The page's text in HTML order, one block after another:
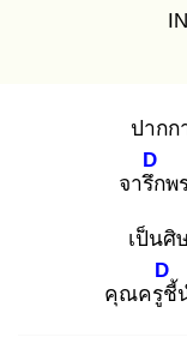
ปากก
จารึก
D
พ
เป็นศิ
คุณครูชี้
D